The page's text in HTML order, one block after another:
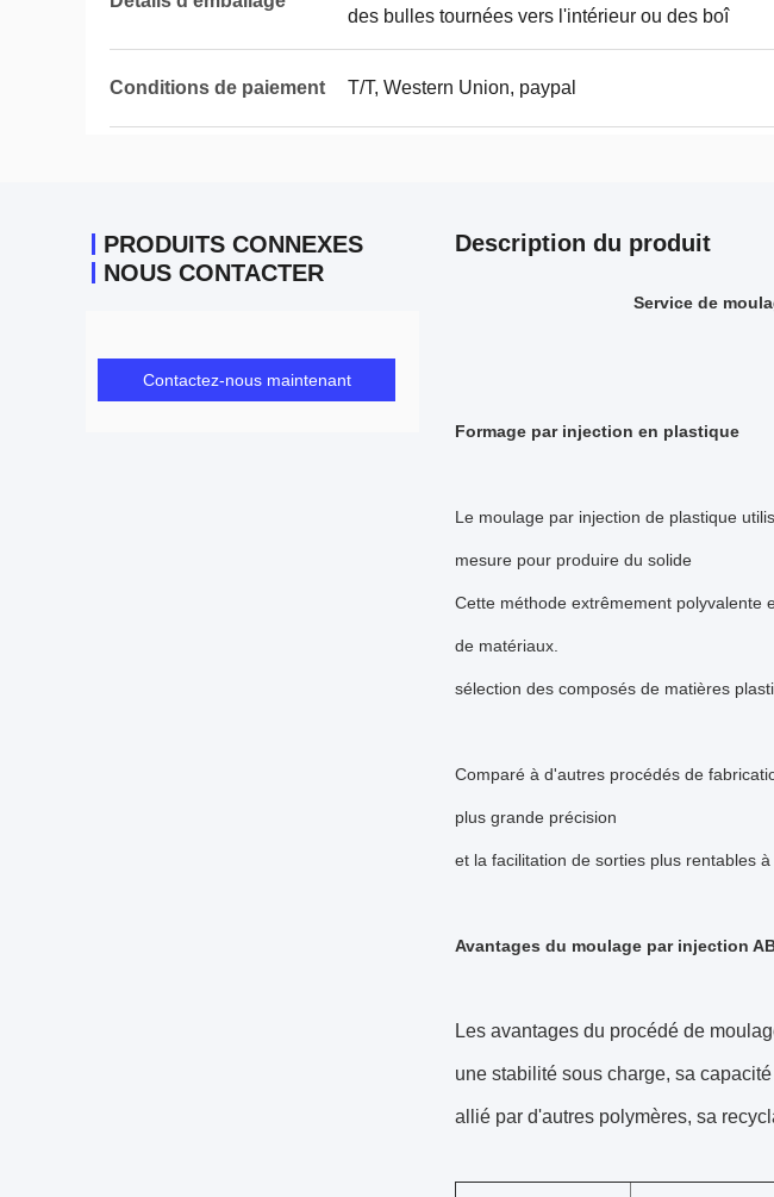
des bulles tournées vers l'intérieur ou des boî
Conditions de paiement T/T, Western Union, paypal
PRODUITS CONNEXES
NOUS CONTACTER
Contactez-nous maintenant
Description du produit
Service de
Formage par injection en plastique
Le moulage par injection de plastique
mesure pour produire du solide
Cette méthode extrêmement polyvalente
de matériaux.
sélection des composés de matières
Comparé à d'autres procédés de
plus grande précision
et la facilitation de sorties plus rentables à
Avantages du moulage par injection
Les avantages du procédé de
une stabilité sous charge, sa
allié par d'autres polymères, sa